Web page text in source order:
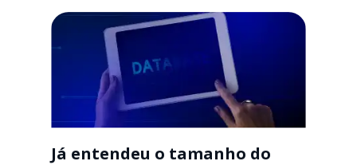
Já entendeu o tamanho do